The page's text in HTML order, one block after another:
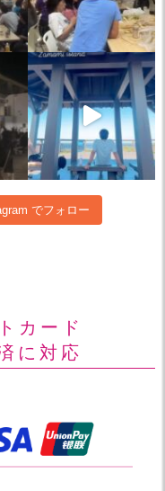
でフォロー
カード
に対応